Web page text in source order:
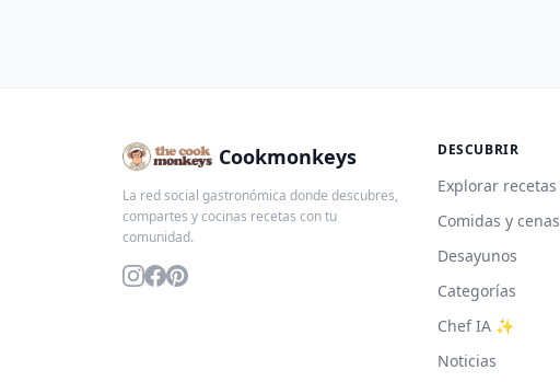
Cookmonkeys
La red social gastronómica donde descubres,
compartes y cocinas recetas con tu
comunidad.
DESCUBRIR
Explorar recetas
Comidas y cenas
Desayunos
Categorías
Chef IA ✨
Noticias